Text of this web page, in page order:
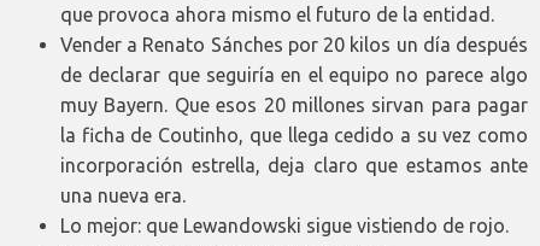
que provoca ahora mismo el futuro de la entidad.
Vender a Renato Sánches por 20 kilos un día después
de declarar que seguiría en el equipo no parece algo
muy Bayern. Que esos 20 millones sirvan para pagar
la ficha de Coutinho, que llega cedido a su vez como
incorporación estrella, deja claro que estamos ante
una nueva era.
Lo mejor: que Lewandowski sigue vistiendo de rojo.